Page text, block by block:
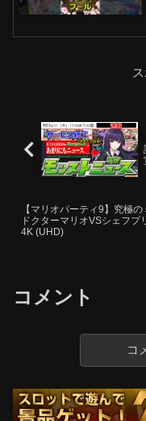
【マリオパーティ9】究極
ドクターマリオVSシェフプ
4K (UHD)
コメント
コ